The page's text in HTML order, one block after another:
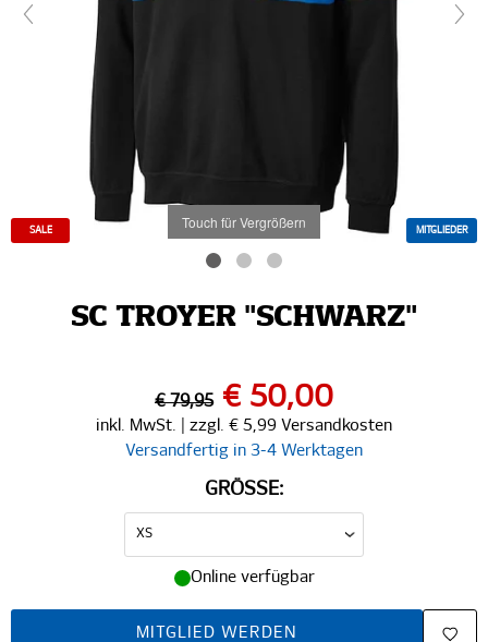
Touch für Vergrößern
SALE MITGLIEDER
SC TROYER "SCHWARZ"
€ 79,95 € 50,00
inkl. MwSt. | zzgl. € 5,99 Versandkosten
Versandfertig in 3-4 Werktagen
GRÖSSE:
Online verfügbar
MITGLIED WERDEN